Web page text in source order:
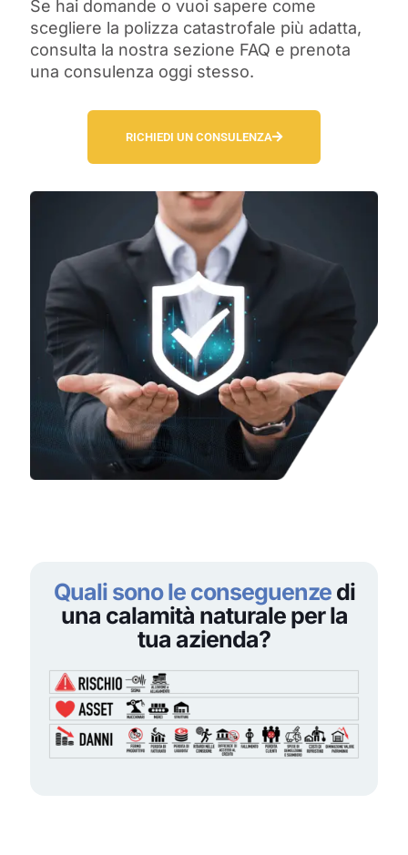
Se hai domande o vuoi sapere come
scegliere la polizza catastrofale più adatta,
consulta la nostra sezione FAQ e prenota
una consulenza oggi stesso.
RICHIEDI UN CONSULENZA
Quali sono le conseguenzedi
una calamità naturale per la
tua azienda?